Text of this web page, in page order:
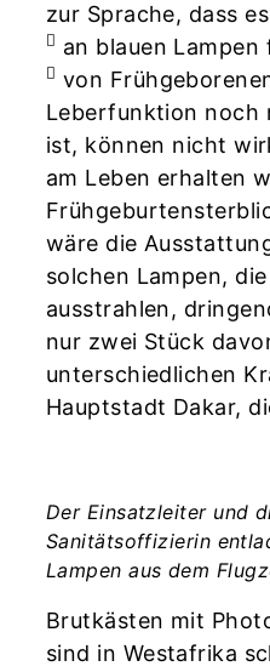
zur Sprache, dass
an blauen Lampen
von
Leberfunktion noch
ist, können nicht
am Leben erhalten
wäre die
solchen Lampen,
ausstrahlen,
nur zwei Stück
unterschiedlichen
Hauptstadt Dakar,
Der Einsatzleiter und
Sanitätsoffizierin
Lampen aus dem
Brutkästen mit
sind in Westafrika